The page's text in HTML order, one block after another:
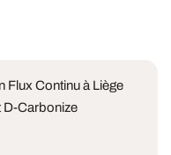
Flux Continu à Liège
D-Carbonize